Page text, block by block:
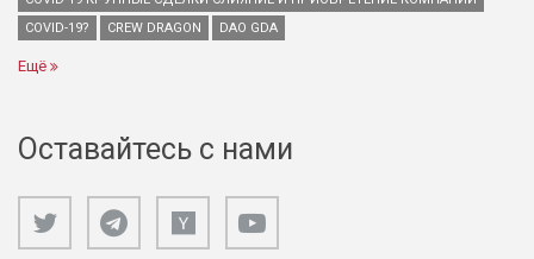
COVID-19?
CREW DRAGON DAO GDA
Ещё
Оставайтесь с нами